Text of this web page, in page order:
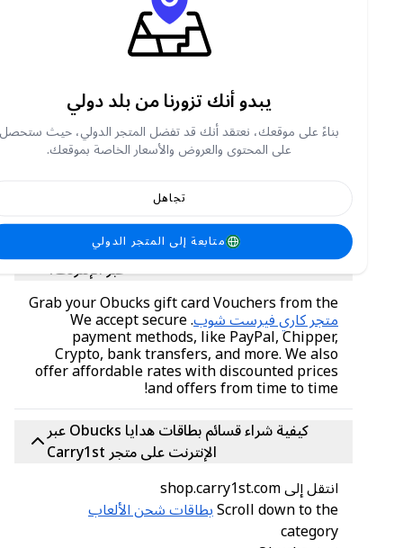
كيفية التحقق من رصيد بطاقة الهدايا Obucks ؟
بمجرد شراء قسيمة بطاقة هدايا Obucks ، تحقق من
https://www.openbucks.com/balance
أدخل الرمز المكون من 16 رقمًا ورقم التعريف
الشخصي المكون من 4 أرقام
انقر للتحقق من الرصيد
أين يمكنك شراء قسائم بطاقات هدايا Obucks
عبر الإنترنت؟
Grab your Obucks gift card Vouchers from the
متجر كاري فيرست شوب . We accept secure
payment methods, like PayPal, Chipper,
Crypto, bank transfers, and more. We also
offer affordable rates with discounted prices
and offers from time to time!
كيفية شراء قسائم بطاقات هدايا Obucks عبر
الإنترنت على متجر Carry1st
انتقل إلى shop.carry1st.com
Scroll down to theبطاقات شحن الألعاب
category
يبدو أنك تزورنا من بلد دولي
بناءً على موقعك، نعتقد أنك قد تفضل المتجر الدولي، حيث ستحصل
على المحتوى والعروض والأسعار الخاصة بموقعك.
متابعة إلى المتجر الدولي